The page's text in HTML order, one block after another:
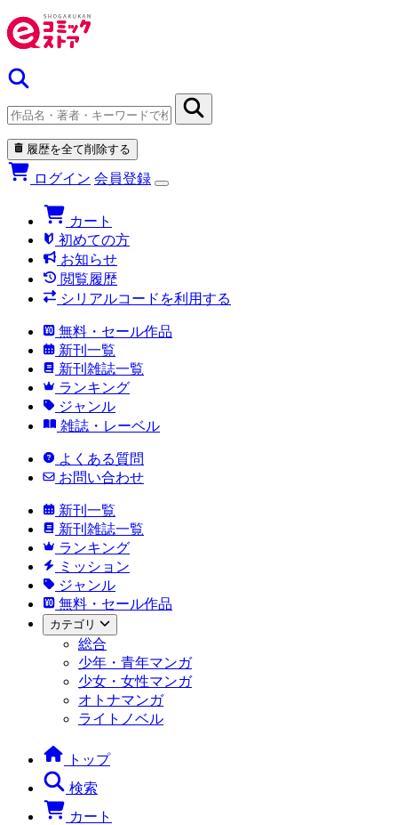
履歴を全て削除する
ログイン 会員登録
カート
初めての方
お知らせ
閲覧履歴
シリアルコードを利用する
無料・セール作品
新刊一覧
新刊雑誌一覧
ランキング
ジャンル
雑誌・レーベル
よくある質問
お問い合わせ
新刊一覧
新刊雑誌一覧
ランキング
ミッション
ジャンル
無料・セール作品
カテゴリ
総合
少年・青年マンガ
少女・女性マンガ
オトナマンガ
ライトノベル
トップ
検索
カート